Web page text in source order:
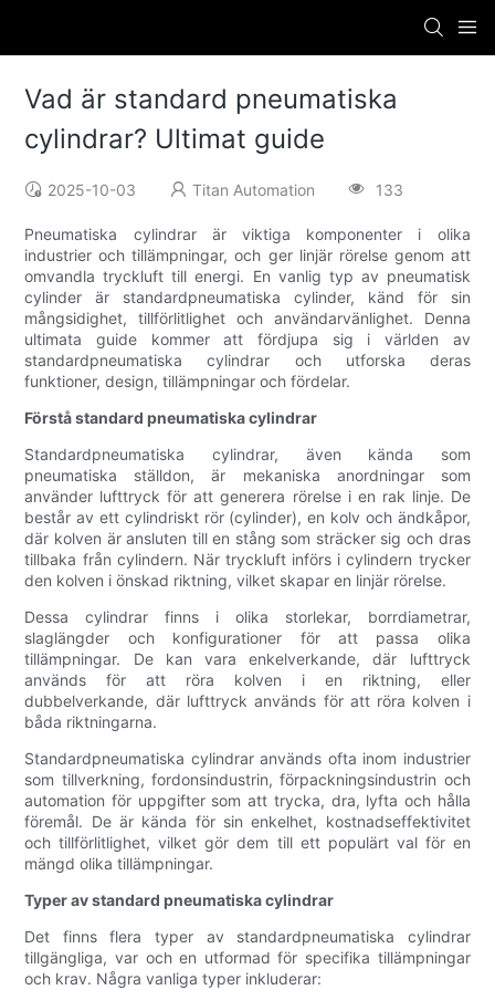
Vad är standard pneumatiska
cylindrar? Ultimat guide
2025-10-03 Titan Automation 133
Pneumatiska cylindrar är viktiga komponenter i olika
industrier och tillämpningar, och ger linjär rörelse genom att
omvandla tryckluft till energi. En vanlig typ av pneumatisk
cylinder är standardpneumatiska cylinder, känd för sin
mångsidighet, tillförlitlighet och användarvänlighet. Denna
ultimata guide kommer att fördjupa sig i världen av
standardpneumatiska cylindrar och utforska deras
funktioner, design, tillämpningar och fördelar.
Förstå standard pneumatiska cylindrar
Standardpneumatiska cylindrar, även kända som
pneumatiska ställdon, är mekaniska anordningar som
använder lufttryck för att generera rörelse i en rak linje. De
består av ett cylindriskt rör (cylinder), en kolv och ändkåpor,
där kolven är ansluten till en stång som sträcker sig och dras
tillbaka från cylindern. När tryckluft införs i cylindern trycker
den kolven i önskad riktning, vilket skapar en linjär rörelse.
Dessa cylindrar finns i olika storlekar, borrdiametrar,
slaglängder och konfigurationer för att passa olika
tillämpningar. De kan vara enkelverkande, där lufttryck
används för att röra kolven i en riktning, eller
dubbelverkande, där lufttryck används för att röra kolven i
båda riktningarna.
Standardpneumatiska cylindrar används ofta inom industrier
som tillverkning, fordonsindustrin, förpackningsindustrin och
automation för uppgifter som att trycka, dra, lyfta och hålla
föremål. De är kända för sin enkelhet, kostnadseffektivitet
och tillförlitlighet, vilket gör dem till ett populärt val för en
mängd olika tillämpningar.
Typer av standard pneumatiska cylindrar
Det finns flera typer av standardpneumatiska cylindrar
tillgängliga, var och en utformad för specifika tillämpningar
och krav. Några vanliga typer inkluderar: